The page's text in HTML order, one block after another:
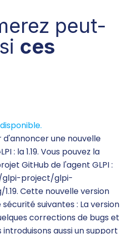
peut-
ces
disponible.
d'annoncer une nouvelle
: la 1.19. Vous pouvez la
GitHub de l'agent GLPI :
project/glpi-
Cette nouvelle version
suivantes : La version
corrections de bugs et
introduisons aussi un support